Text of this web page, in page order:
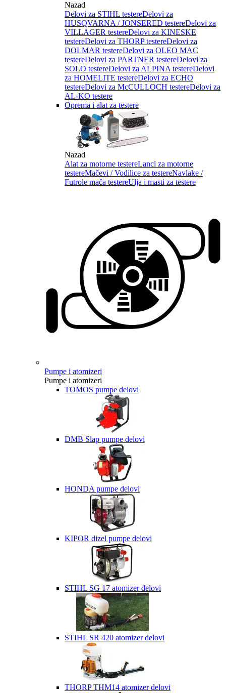
Nazad
Delovi za STIHL testereDelovi za
HUSQVARNA / JONSERED testereDelovi za
VILLAGER testereDelovi za KINESKE
testereDelovi za THORP testereDelovi za
DOLMAR testereDelovi za OLEO MAC
testereDelovi za PARTNER testereDelovi za
SOLO testereDelovi za ALPINA testereDelovi
za HOMELITE testereDelovi za ECHO
testereDelovi za McCULLOCH testereDelovi za
AL-KO testere
Oprema i alat za testere
Nazad
Alat za motorne testereLanci za motorne
testereMačevi / Vodilice za testereNavlake /
Futrole mača testereUlja i masti za testere
Pumpe i atomizeri
Pumpe i atomizeri
TOMOS pumpe delovi
DMB Slap pumpe delovi
HONDA pumpe delovi
KIPOR dizel pumpe delovi
STIHL SG 17 atomizer delovi
STIHL SR 420 atomizer delovi
THORP THM14 atomizer delovi